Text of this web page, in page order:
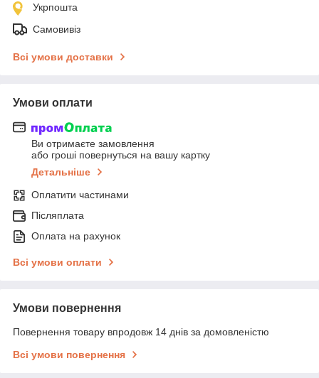
Укрпошта
Самовивіз
Всі умови доставки
Умови оплати
Ви отримаєте замовлення
або гроші повернуться на вашу картку
Детальніше
Оплатити частинами
Післяплата
Оплата на рахунок
Всі умови оплати
Умови повернення
Повернення товару впродовж 14 днів за домовленістю
Всі умови повернення